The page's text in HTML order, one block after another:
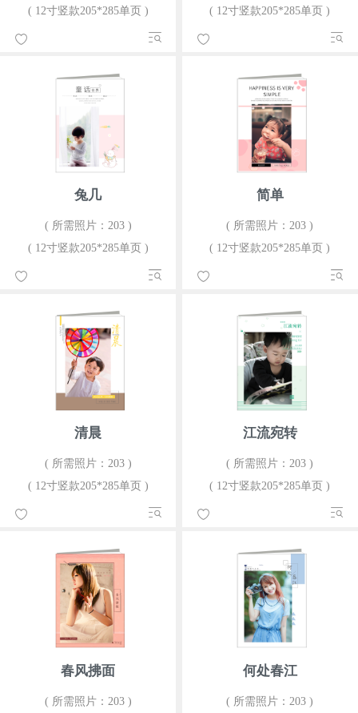
( 12寸竖款205*285单页 )
( 12寸竖款205*285单页 )
兔几
( 所需照片：203 )
( 12寸竖款205*285单页 )
简单
( 所需照片：203 )
( 12寸竖款205*285单页 )
清晨
( 所需照片：203 )
( 12寸竖款205*285单页 )
江流宛转
( 所需照片：203 )
( 12寸竖款205*285单页 )
春风拂面
( 所需照片：203 )
何处春江
( 所需照片：203 )